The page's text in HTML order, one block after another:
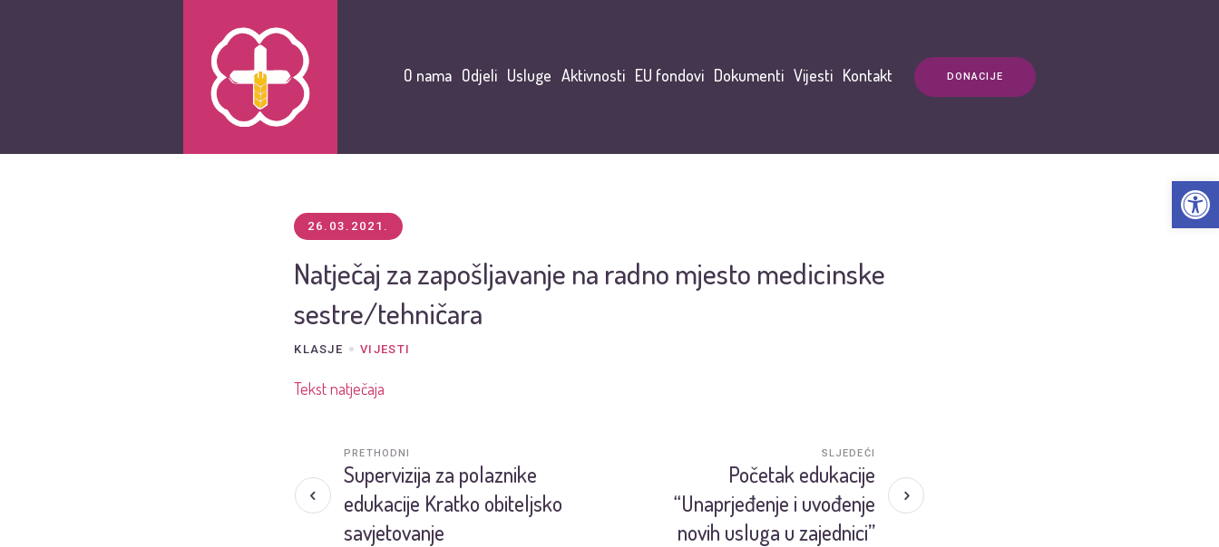
DONACIJE
O nama Odjeli Usluge Aktivnosti EU fondovi Dokumenti Vijesti Kontakt
26.03.2021.
Natječaj za zapošljavanje na radno mjesto medicinske
sestre/tehničara
KLASJE VIJESTI
Tekst natječaja
Supervizija za polaznike
edukacije Kratko obiteljsko
savjetovanje
PRETHODNI
Početak edukacije
“Unaprjeđenje i uvođenje
novih usluga u zajednici”
SLJEDEĆI